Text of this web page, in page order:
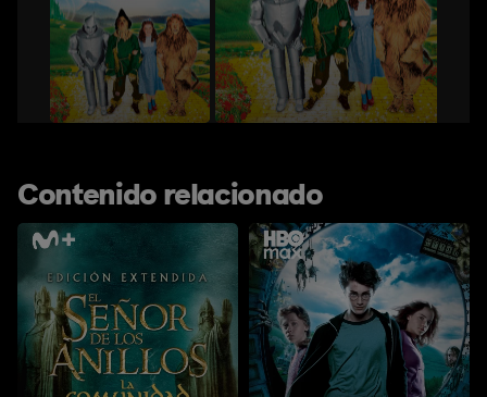
Contenido relacionado